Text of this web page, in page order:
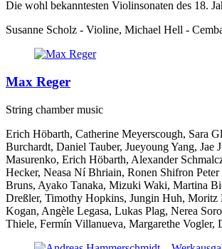
Die wohl bekanntesten Violinsonaten des 18.
Susanne Scholz - Violine, Michael Hell -
Max Reger
String chamber music
Erich Höbarth, Catherine Meyerscough, Sara
Burchardt, Daniel Tauber, Jueyoung Yang, Jae
Masurenko, Erich Höbarth, Alexander
Hecker, Neasa Ní Bhriain, Ronen Shifron
Bruns, Ayako Tanaka, Mizuki Waki, Martina
Dreßler, Timothy Hopkins, Jungin Huh, Moritz
Kogan, Angèle Legasa, Lukas Plag, Nerea
Thiele, Fermín Villanueva, Margarethe Vogler,